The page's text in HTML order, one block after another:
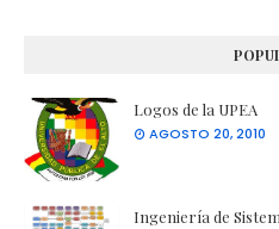
Logos de la UPEA
AGOSTO 20, 2010
Ingeniería de